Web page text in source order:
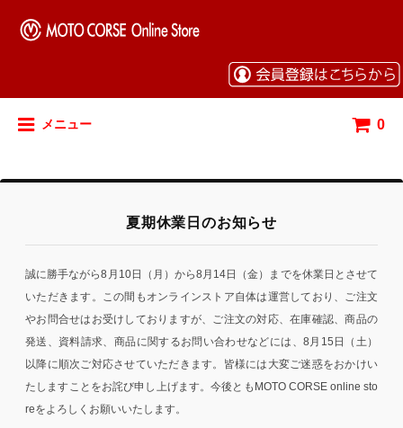
メニュー 0
夏期休業日のお知らせ
誠に勝手ながら8月10日（月）から8月14日（金）までを休業日とさせて
いただきます。この間もオンラインストア自体は運営しており、ご注文
やお問合せはお受けしておりますが、ご注文の対応、在庫確認、商品の
発送、資料請求、商品に関するお問い合わせなどには、8月15日（土）
以降に順次ご対応させていただきます。皆様には大変ご迷惑をおかけい
たしますことをお詫び申し上げます。今後ともMOTO CORSE online sto
reをよろしくお願いいたします。